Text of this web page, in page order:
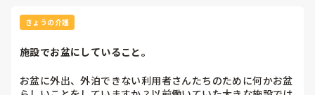
きょうの介護
施設でお盆にしていること。
お盆に外出、外泊できない利用者さんたちのために何かお盆